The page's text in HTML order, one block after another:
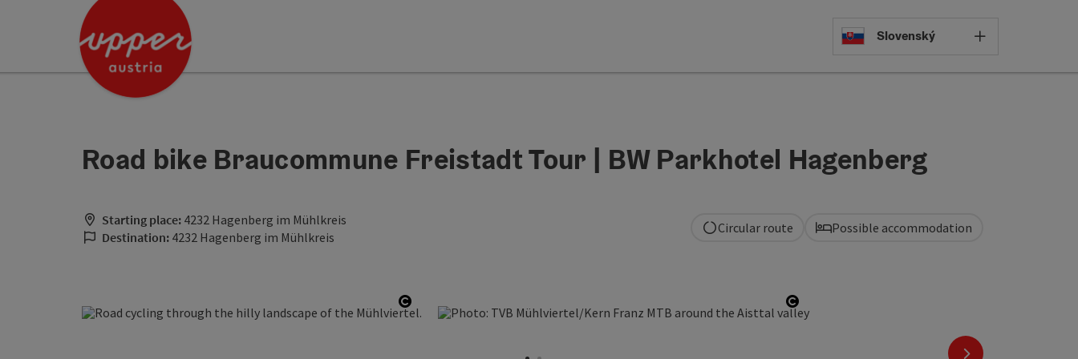
Accesskey
Accesskey
Select
Slovenský
Road bike Braucommune Freistadt Tour | BW Parkhotel Hagenberg
Starting place: 4232 Hagenberg im Mühlkreis
Destination: 4232 Hagenberg im Mühlkreis
Open copyright Open copyright
next slide
Circular route Possible accommodation